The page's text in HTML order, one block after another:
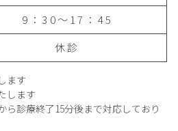
9：30〜17：45
休診
ます
します
診療終了15分後まで対応しており